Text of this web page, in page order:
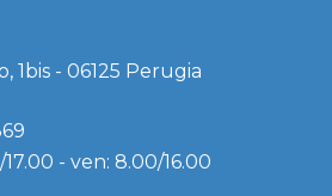
1bis - 06125 Perugia
- ven: 8.00/16.00